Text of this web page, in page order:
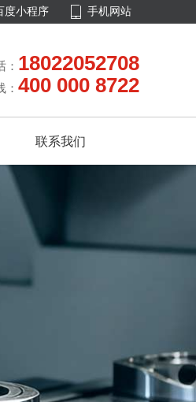
度小程序  手机网站
： 18022052708
： 400 000 8722
联系我们